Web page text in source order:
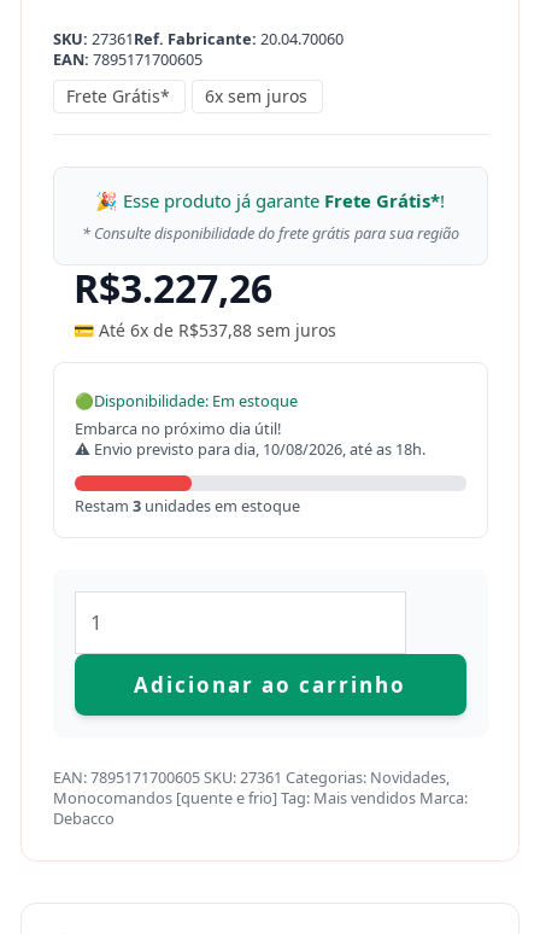
SKU: 27361Ref. Fabricante: 20.04.70060
EAN: 7895171700605
Frete Grátis* 6x sem juros
🎉 Esse produto já garante Frete Grátis*!
* Consulte disponibilidade do frete grátis para sua região
R$3.227,26
💳 Até 6x de R$537,88sem juros
🟢Disponibilidade: Em estoque
Embarca no próximo dia útil!
⚠ Envio previsto para dia, 10/08/2026, até as 18h.
Restam 3unidades em estoque
Adicionar ao carrinho
EAN:7895171700605SKU:27361 Categorias: Novidades,
Monocomandos [quente e frio]Tag: Mais vendidos Marca:
Debacco